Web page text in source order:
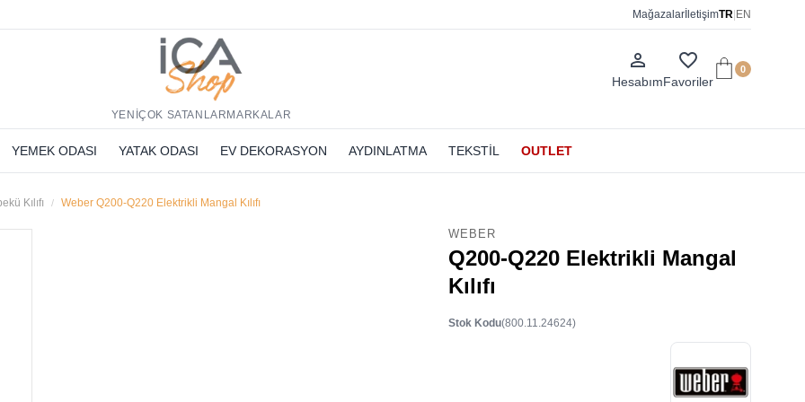
Mağazalar İletişimTR EN
person_outline
Hesabım
favorite_border
Favoriler
0
YENİÇOK SATANLAR MARKALAR
YEMEK ODASI YATAK ODASI EV DEKORASYON AYDINLATMA TEKSTİL OUTLET
Kılıfı Weber Q200-Q220 Elektrikli Mangal Kılıfı
WEBER
Q200-Q220 Elektrikli Mangal
Kılıfı
(800.11.24624)
Stok Kodu